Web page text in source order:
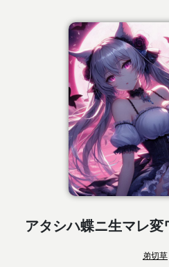
アタシハ蝶ニ生マレ
弟切草